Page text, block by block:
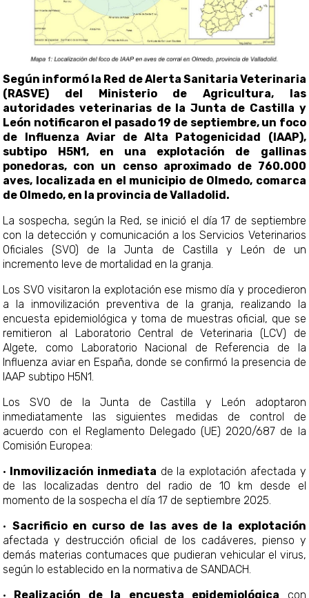
Según informó la Red de Alerta Sanitaria Veterinaria
(RASVE) del Ministerio de Agricultura, las
autoridades veterinarias de la Junta de Castilla y
León notificaron el pasado 19 de septiembre, un foco
de Influenza Aviar de Alta Patogenicidad (IAAP),
subtipo H5N1, en una explotación de gallinas
ponedoras, con un censo aproximado de 760.000
aves, localizada en el municipio de Olmedo, comarca
de Olmedo, en la provincia de Valladolid.
La sospecha, según la Red, se inició el día 17 de septiembre
con la detección y comunicación a los Servicios Veterinarios
Oficiales (SVO) de la Junta de Castilla y León de un
incremento leve de mortalidad en la granja.
Los SVO visitaron la explotación ese mismo día y procedieron
a la inmovilización preventiva de la granja, realizando la
encuesta epidemiológica y toma de muestras oficial, que se
remitieron al Laboratorio Central de Veterinaria (LCV) de
Algete, como Laboratorio Nacional de Referencia de la
Influenza aviar en España, donde se confirmó la presencia de
IAAP subtipo H5N1.
Los SVO de la Junta de Castilla y León adoptaron
inmediatamente las siguientes medidas de control de
acuerdo con el Reglamento Delegado (UE) 2020/687 de la
Comisión Europea:
· Inmovilización inmediata de la explotación afectada y
de las localizadas dentro del radio de 10 km desde el
momento de la sospecha el día 17 de septiembre 2025.
· Sacrificio en curso de las aves de la explotación
afectada y destrucción oficial de los cadáveres, pienso y
demás materias contumaces que pudieran vehicular el virus,
según lo establecido en la normativa de SANDACH.
· Realización de la encuesta epidemiológica con